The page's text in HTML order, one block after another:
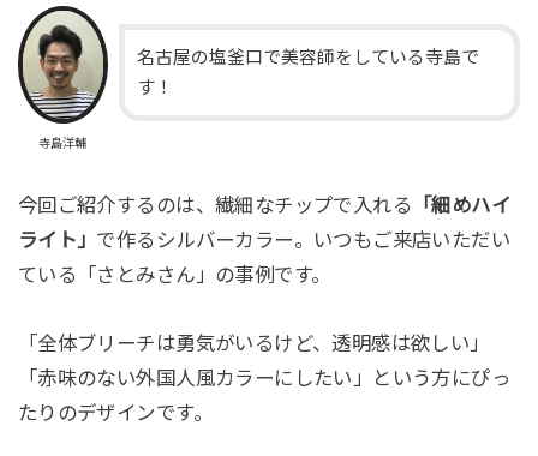
寺島洋輔
名古屋の塩釜口で美容師をしている寺島で
す！
今回ご紹介するのは、繊細なチップで入れる
「細めハイ
ライト」 で作るシルバーカラー。いつもご来店いただい
ている「さとみさん」の事例です。
「全体ブリーチは勇気がいるけど、透明感は欲しい」
「赤味のない外国人風カラーにしたい」という方にぴっ
たりのデザインです。